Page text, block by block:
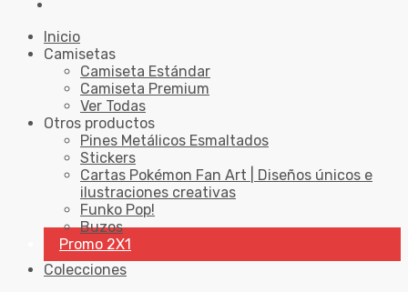
Inicio
Camisetas
Camiseta Estándar
Camiseta Premium
Ver Todas
Otros productos
Pines Metálicos Esmaltados
Stickers
Cartas Pokémon Fan Art | Diseños únicos e
ilustraciones creativas
Funko Pop!
Buzos
Promo 2X1
Colecciones